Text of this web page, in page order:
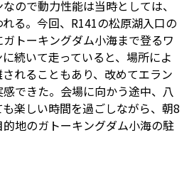
ので動力性能は当時としては、
る。今回、R141の松原湖入口の
トーキングダム小海まで登るワ
続いて走っていると、場所によ
れることもあり、改めてエラン
できた。会場に向かう途中、八
楽しい時間を過ごしながら、朝8
地のガトーキングダム小海の駐